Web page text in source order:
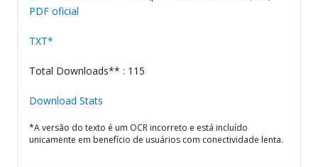
PDF oficial
TXT*
Total Downloads** : 115
Download Stats
*A versão do texto é um OCR incorreto e está incluído
unicamente em benefício de usuários com conectividade lenta.